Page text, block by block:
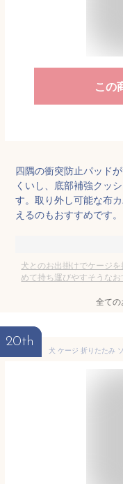
この
四隅の衝突防止パッド
くいし、底部補強クッ
す。取り外し可能な布
えるのもおすすめです。
犬とのお出掛けでケージ
めて持ち運びやすそうなお
全ての
20th